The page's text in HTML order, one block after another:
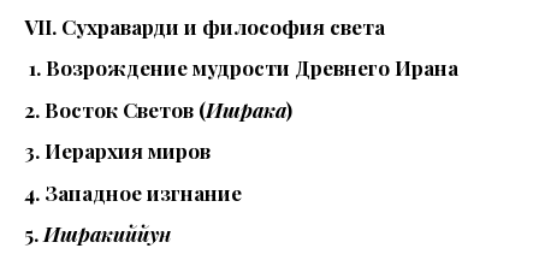
VII. Сухраварди и философия света
1. Возрождение мудрости Древнего Ирана
2. Восток Светов (Ишрака)
3. Иерархия миров
4. Западное изгнание
5. Ишракиййун